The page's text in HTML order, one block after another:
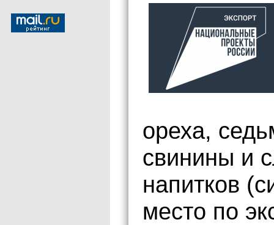
ореха,
свинины и
напитков
место по